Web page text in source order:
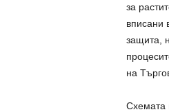
за
вписани
защита,
на
Схемата